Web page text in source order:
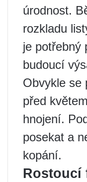
úrodnost.
rozkladu
je potřebný
budoucí
Obvykle se
před
hnojení.
posekat a
kopání.
Rostoucí